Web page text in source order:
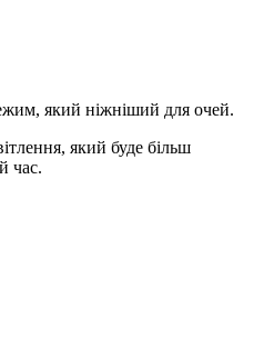
який ніжніший для очей.
який буде більш
час.